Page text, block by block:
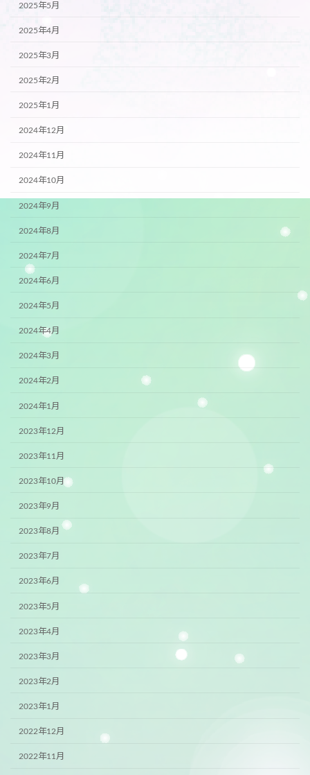
2025年5月
2025年4月
2025年3月
2025年2月
2025年1月
2024年12月
2024年11月
2024年10月
2024年9月
2024年8月
2024年7月
2024年6月
2024年5月
2024年4月
2024年3月
2024年2月
2024年1月
2023年12月
2023年11月
2023年10月
2023年9月
2023年8月
2023年7月
2023年6月
2023年5月
2023年4月
2023年3月
2023年2月
2023年1月
2022年12月
2022年11月